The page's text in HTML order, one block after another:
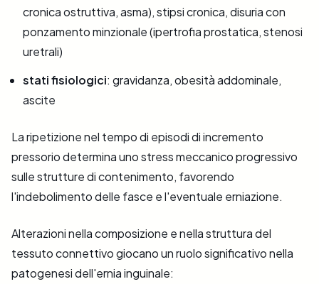
cronica ostruttiva, asma), stipsi cronica, disuria con
ponzamento minzionale (ipertrofia prostatica, stenosi
uretrali)
stati fisiologici: gravidanza, obesità addominale,
ascite
La ripetizione nel tempo di episodi di incremento
pressorio determina uno stress meccanico progressivo
sulle strutture di contenimento, favorendo
l'indebolimento delle fasce e l'eventuale erniazione.
Alterazioni nella composizione e nella struttura del
tessuto connettivo giocano un ruolo significativo nella
patogenesi dell'ernia inguinale: